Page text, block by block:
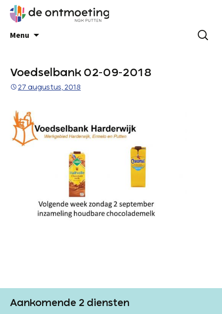
Menu
Voedselbank 02-09-2018
27 augustus, 2018
Aankomende 2 diensten